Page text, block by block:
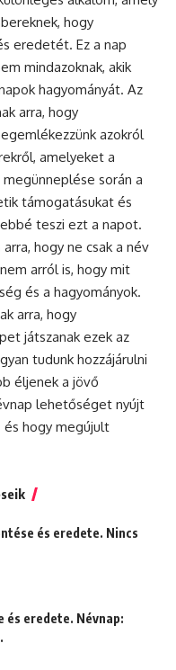
hogy
eredetét. Ez a nap
mindazoknak, akik
hagyományát. Az
arra, hogy
azokról
amelyeket a
során a
támogatásukat és
teszi ezt a napot.
hogy ne csak a név
arról is, hogy mit
és a hagyományok.
arra, hogy
játszanak ezek az
tudunk hozzájárulni
éljenek a jövő
lehetőséget nyújt
és hogy megújult
és eredete. Nincs
és eredete. Névnap: